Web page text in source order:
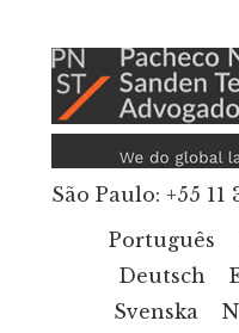
content
menu
São Paulo: +55 11
Português
Deutsch
Svenska